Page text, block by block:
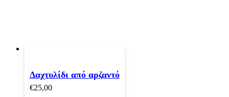
Δαχτυλίδι από αρζαντό
€25,00